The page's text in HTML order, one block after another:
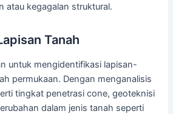
atau kegagalan struktural.
Tanah
untuk mengidentifikasi lapisan-
permukaan. Dengan menganalisis
tingkat penetrasi cone, geoteknisi
dalam jenis tanah seperti